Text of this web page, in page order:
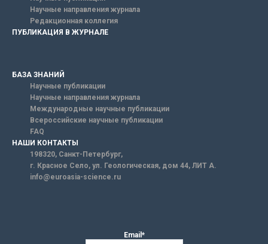
Научные направления журнала
Редакционная коллегия
ПУБЛИКАЦИЯ В ЖУРНАЛЕ
БАЗА ЗНАНИЙ
Научные публикации
Научные направления журнала
Международные научные публикации
Всероссийские научные публикации
FAQ
НАШИ КОНТАКТЫ
198320, Санкт-Петербург,
г. Красное Село, ул. Геологическая, дом 44, ЛИТ А.
info@euroasia-science.ru
Email*